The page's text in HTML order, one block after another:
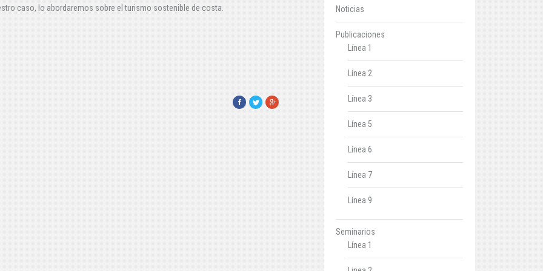
caso, lo abordaremos sobre el turismo sostenible de costa.
Facebook
TwitterGoogle+
Noticias
Publicaciones
Línea 1
Línea 2
Línea 3
Línea 5
Línea 6
Línea 7
Línea 9
Seminarios
Línea 1